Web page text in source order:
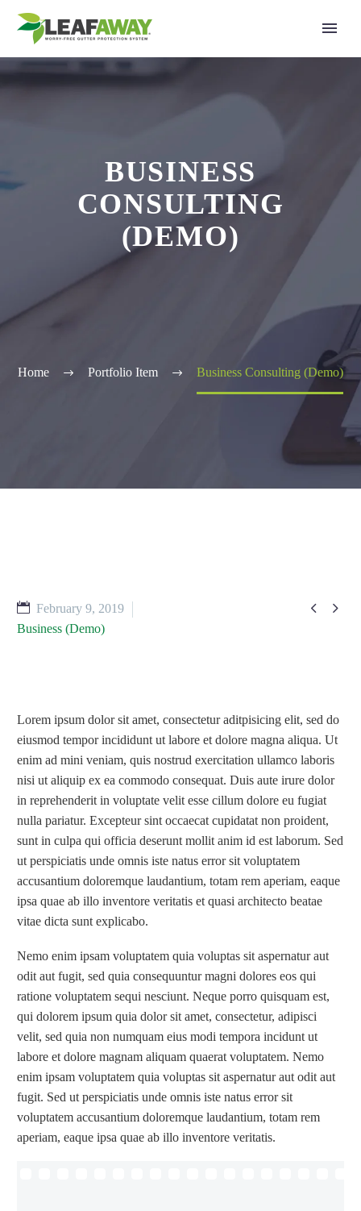
BUSINESS
CONSULTING
(DEMO)
Home Portfolio Item Business Consulting (Demo)
 
February 9, 2019
Business (Demo)
Lorem ipsum dolor sit amet, consectetur aditpisicing elit, sed do
eiusmod tempor incididunt ut labore et dolore magna aliqua. Ut
enim ad mini veniam, quis nostrud exercitation ullamco laboris
nisi ut aliquip ex ea commodo consequat. Duis aute irure dolor
in reprehenderit in voluptate velit esse cillum dolore eu fugiat
nulla pariatur. Excepteur sint occaecat cupidatat non proident,
sunt in culpa qui officia deserunt mollit anim id est laborum. Sed
ut perspiciatis unde omnis iste natus error sit voluptatem
accusantium doloremque laudantium, totam rem aperiam, eaque
ipsa quae ab illo inventore veritatis et quasi architecto beatae
vitae dicta sunt explicabo.
Nemo enim ipsam voluptatem quia voluptas sit aspernatur aut
odit aut fugit, sed quia consequuntur magni dolores eos qui
ratione voluptatem sequi nesciunt. Neque porro quisquam est,
qui dolorem ipsum quia dolor sit amet, consectetur, adipisci
velit, sed quia non numquam eius modi tempora incidunt ut
labore et dolore magnam aliquam quaerat voluptatem. Nemo
enim ipsam voluptatem quia voluptas sit aspernatur aut odit aut
fugit. Sed ut perspiciatis unde omnis iste natus error sit
voluptatem accusantium doloremque laudantium, totam rem
aperiam, eaque ipsa quae ab illo inventore veritatis.